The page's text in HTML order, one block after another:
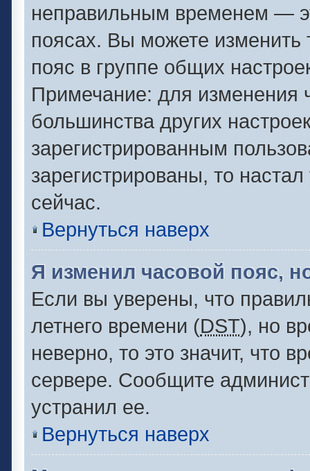
неправильным временем —
поясах. Вы можете изменить
пояс в группе общих
Примечание: для изменения
большинства других
зарегистрированным
зарегистрированы, то
сейчас.
Вернуться наверх
Я изменил часовой пояс,
Если вы уверены, что
летнего времени (DST), но
неверно, то это значит, что
сервере. Сообщите
устранил ее.
Вернуться наверх